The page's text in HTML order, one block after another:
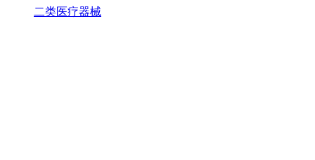
二类医疗器械